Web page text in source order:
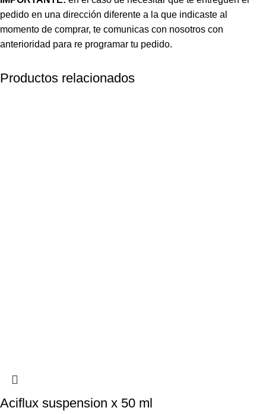
pedido en una dirección diferente a la que indicaste al
momento de comprar, te comunicas con nosotros con
anterioridad para re programar tu pedido.
Productos relacionados
Aciflux suspension x 50 ml